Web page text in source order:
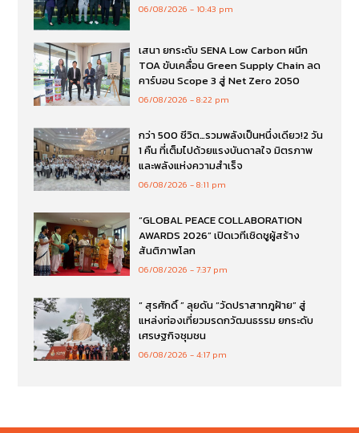
06/08/2026 10:43 pm
เสนา ยกระดับ SENA Low Carbon ผนึก
TOA ขับเคลื่อน Green Supply Chain ลด
คาร์บอน Scope 3 สู่ Net Zero 2050
06/08/2026 8:22 pm
กว่า 500 ชีวิต…รวมพลังเป็นหนึ่งเดียว!2 วัน
1 คืน ที่เต็มไปด้วยแรงบันดาลใจ มิตรภาพ
และพลังแห่งความสำเร็จ
06/08/2026 8:11 pm
“GLOBAL PEACE COLLABORATION
AWARDS 2026” เปิดเวทีเชิดชูผู้สร้าง
สันติภาพโลก
06/08/2026 7:37 pm
“ สุรศักดิ์ ” ลุยดัน “วัดปราสาทภูฝ้าย” สู่
แหล่งท่องเที่ยวมรดกวัฒนธรรม ยกระดับ
เศรษฐกิจชุมชน
06/08/2026 4:17 pm